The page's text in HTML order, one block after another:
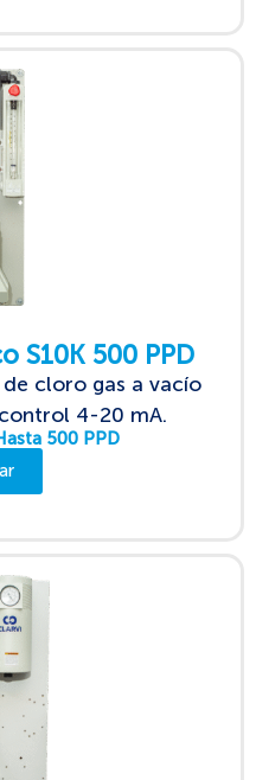
S10K 500 PPD
cloro gas a vacío
4-20 mA.
500 PPD